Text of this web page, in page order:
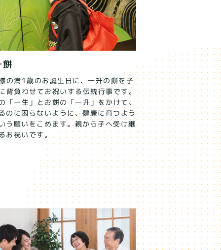
餅
の満1歳のお誕生日に、一升の餅を子
背負わせてお祝いする伝統行事です。
「一生」とお餅の「一升」をかけて、
のに困らないように、健康に育つよう
う願いをこめます。親から子へ受け継
お祝いです。